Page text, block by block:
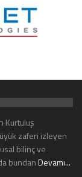
Kurtuluş
zaferi izleyen
bilinç ve
bundanDevamı...